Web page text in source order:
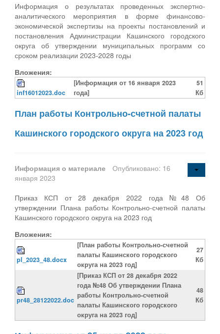
Информация о результатах проведенных экспертно-
аналитического мероприятия в форме финансово-
экономической экспертизы на проекты постановлений и
постановления Администрации Кашинского городского
округа об утверждении муниципальных программ со
сроком реализации 2023-2028 годы
Вложения:
inf16012023.doc
[Информация от 16 января 2023
года]
51
Кб
План работы Контрольно-счетной палаты
Кашинского городского округа на 2023 год
Информация о материале
Опубликовано: 16
января 2023
Приказ КСП от 28 декабря 2022 года №48 Об
утверждении Плана работы Контрольно-счетной палаты
Кашинского городского округа на 2023 год
Вложения:
pl_2023_48.docx
[План работы Контрольно-счетной
палаты Кашинского городского
округа на 2023 год]
27
Кб
pr48_28122022.doc
[Приказ КСП от 28 декабря 2022
года №48 Об утверждении Плана
работы Контрольно-счетной
палаты Кашинского городского
округа на 2023 год]
48
Кб